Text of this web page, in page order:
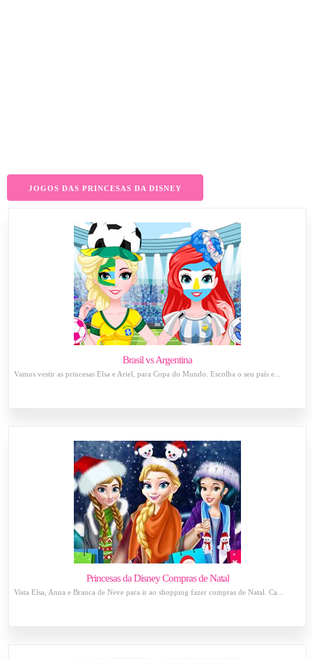
JOGOS DAS PRINCESAS DA DISNEY
Brasil vs Argentina
Vamos vestir as princesas Elsa e Ariel, para Copa do Mundo. Escolha o seu país e...
Princesas da Disney Compras de Natal
Vista Elsa, Anna e Branca de Neve para ir ao shopping fazer compras de Natal. Ca...